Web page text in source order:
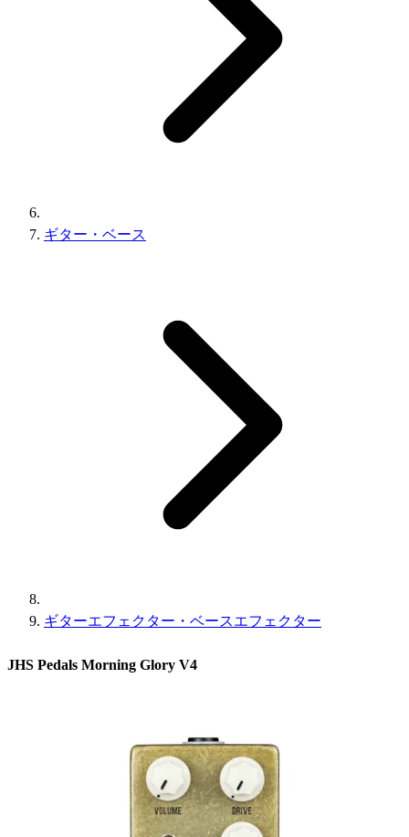
ギター・ベース
ギターエフェクター・ベースエフェクター
JHS Pedals Morning Glory V4